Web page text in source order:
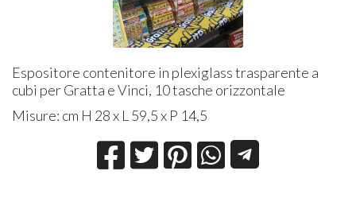
Espositore contenitore in plexiglass trasparente a
cubi per Gratta e Vinci, 10 tasche orizzontale
Misure: cm H 28 x L 59,5 x P 14,5